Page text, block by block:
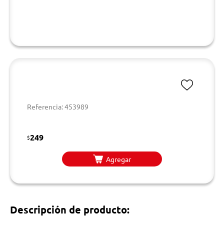
Referencia: 453989
$249
Agregar
Descripción de producto: